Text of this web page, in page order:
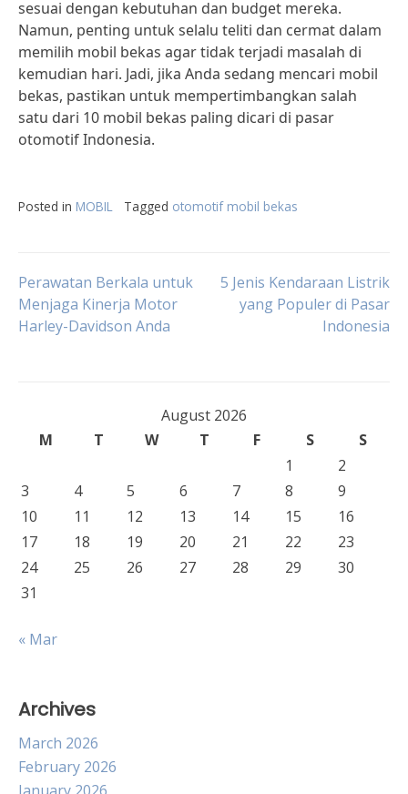
sesuai dengan kebutuhan dan budget mereka.
Namun, penting untuk selalu teliti dan cermat dalam
memilih mobil bekas agar tidak terjadi masalah di
kemudian hari. Jadi, jika Anda sedang mencari mobil
bekas, pastikan untuk mempertimbangkan salah
satu dari 10 mobil bekas paling dicari di pasar
otomotif Indonesia.
Posted in MOBIL Tagged otomotif mobil bekas
Post
navigation
Perawatan Berkala untuk
Menjaga Kinerja Motor
Harley-Davidson Anda
5 Jenis Kendaraan Listrik
yang Populer di Pasar
Indonesia
August 2026
M
T W T F S
S
1
2
3
4 5 6 7 8
9
10
11 12 13 14 15
16
17
18 19 20 21 22
23
24
25 26 27 28 29
30
31
« Mar
Archives
March 2026
February 2026